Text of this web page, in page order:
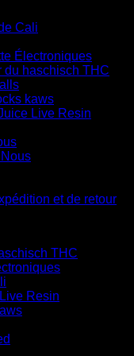
Cali
Électroniques
du haschisch THC
kaws
Live Resin
et de retour
THC
Resin